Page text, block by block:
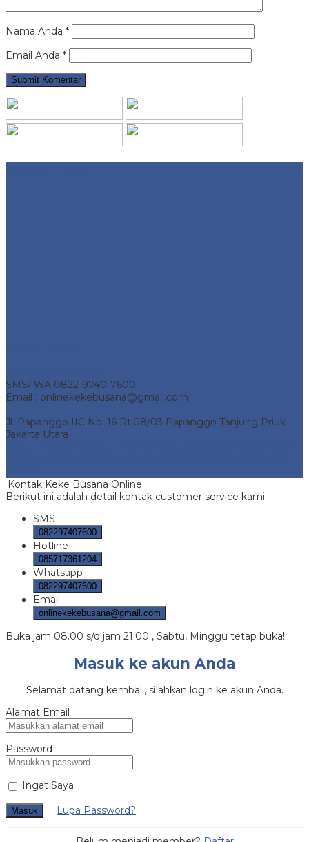
Nama Anda *
Email Anda *
SMS/ WA 0822-9740-7600
Email : onlinekekebusana@gmail.com
Jl. Papanggo IIC No. 16 Rt.08/03 Papanggo Tanjung Priuk
Jakarta Utara
Kontak Keke Busana Online
Berikut ini adalah detail kontak customer service kami:
SMS
082297407600
Hotline
085717361204
Whatsapp
082297407600
Email
onlinekekebusana@gmail.com
Buka jam 08.00 s/d jam 21.00 , Sabtu, Minggu tetap buka!
Masuk ke akun Anda
Selamat datang kembali, silahkan login ke akun Anda.
Alamat Email
Password
Ingat Saya
Masuk Lupa Password?